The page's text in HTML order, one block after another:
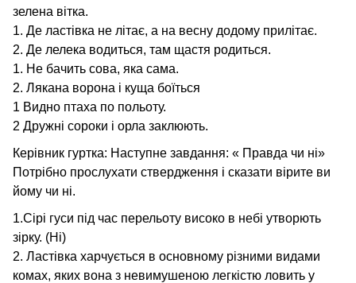
зелена вітка.
1. Де ластівка не літає, а на весну додому прилітає.
2. Де лелека водиться, там щастя родиться.
1. Не бачить сова, яка сама.
2. Лякана ворона і куща боїться
1 Видно птаха по польоту.
2 Дружні сороки і орла заклюють.
Керівник гуртка: Наступне завдання: « Правда чи ні»
Потрібно прослухати ствердження і сказати вірите ви
йому чи ні.
1.Сірі гуси під час перельоту високо в небі утворють
зірку. (Ні)
2. Ластівка харчується в основному різними видами
комах, яких вона з невимушеною легкістю ловить у